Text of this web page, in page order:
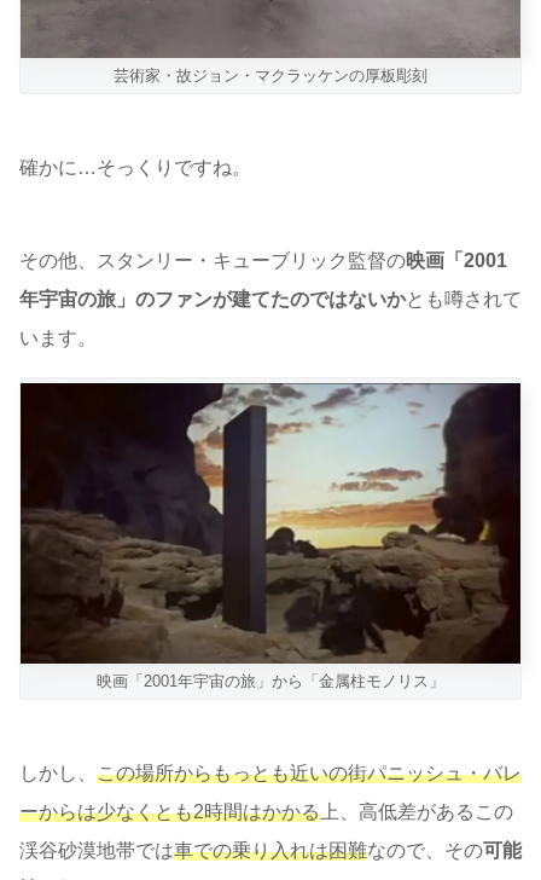
芸術家・故ジョン・マクラッケンの厚板彫刻
確かに…そっくりですね。
その他、スタンリー・キューブリック監督の映画「2001
年宇宙の旅」のファンが建てたのではないかとも噂されて
います。
映画「2001年宇宙の旅」から「金属柱モノリス」
しかし、 この場所からもっとも近いの街パニッシュ・バレ
ーからは少なくとも2時間はかかる 上、高低差があるこの
渓谷砂漠地帯では車での乗り入れは困難なので、その可能